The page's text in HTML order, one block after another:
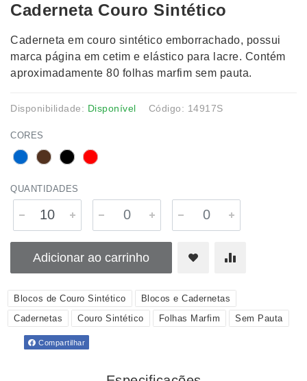
Caderneta Couro Sintético
Caderneta em couro sintético emborrachado, possui
marca página em cetim e elástico para lacre. Contém
aproximadamente 80 folhas marfim sem pauta.
Disponibilidade: Disponível Código: 14917S
CORES
QUANTIDADES
Adicionar ao carrinho
Blocos de Couro Sintético
Blocos e Cadernetas
Cadernetas
Couro Sintético Folhas Marfim Sem Pauta
Compartilhar